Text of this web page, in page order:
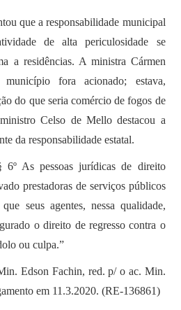
que a responsabilidade municipal
de alta periculosidade se
a residências. A ministra Cármen
fora acionado; estava,
do que seria comércio de fogos de
Celso de Mello destacou a
da responsabilidade estatal.
As pessoas jurídicas de direito
prestadoras de serviços públicos
seus agentes, nessa qualidade,
o direito de regresso contra o
ou culpa.”
Edson Fachin, red. p/ o ac. Min.
em 11.3.2020. (RE-136861)